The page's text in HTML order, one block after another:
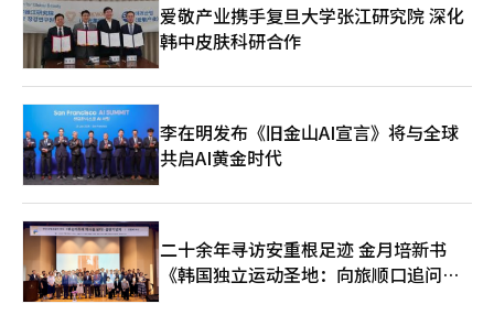
爱敬产业携手复旦大学张江研究院 深化
韩中皮肤科研合作
李在明发布《旧金山AI宣言》将与全球
共启AI黄金时代
二十余年寻访安重根足迹 金月培新书
《韩国独立运动圣地：向旅顺口追问历